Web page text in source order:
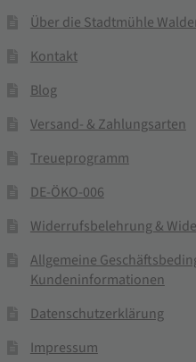
Über die Stadtmühle
Kontakt
Blog
Versand- & Zahlungsarten
Treueprogramm
DE-ÖKO-006
Widerrufsbelehrung &
Allgemeine
Kundeninformationen
Datenschutzerklärung
Impressum